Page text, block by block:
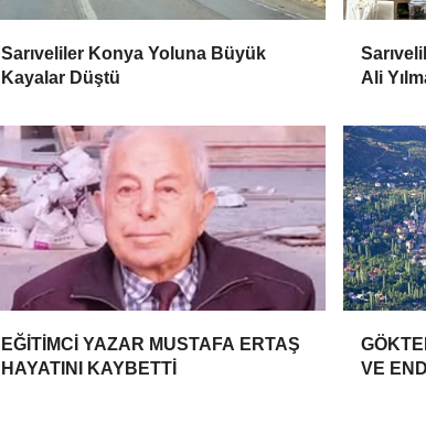
Sarıveliler Konya Yoluna Büyük
Kayalar Düştü
Ali
EĞİTİMCİ YAZAR MUSTAFA ERTAŞ
HAYATINI KAYBETTİ
VE